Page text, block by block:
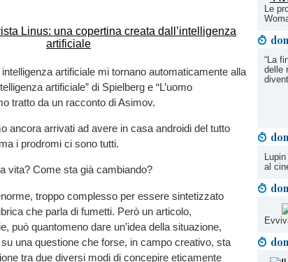
Le
“La
delle
al
artificiale mi tornano automaticamente alla
artificiale” di Spielberg e “L’uomo
tratto da un racconto di Asimov.
ancora arrivati ad avere in casa androidi del tutto
i prodromi ci sono tutti.
vita? Come sta già cambiando?
troppo complesso per essere sintetizzato
che parla di fumetti. Però un articolo,
può quantomeno dare un’idea della situazione,
una questione che forse, in campo creativo, sta
tra due diversi modi di concepire eticamente